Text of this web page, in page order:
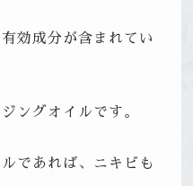
効成分が含まれてい
ングオイルです。
であれば、ニキビも